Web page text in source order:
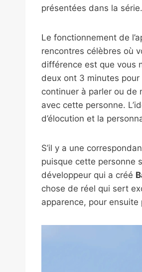
présentées dans la série.
Le fonctionnement de
rencontres célèbres où
différence est que vous
deux ont 3 minutes
continuer à parler ou de
avec cette personne.
d’élocution et la
S’il y a une
puisque cette personne
développeur qui a créé
chose de réel qui sert
apparence, pour ensuite